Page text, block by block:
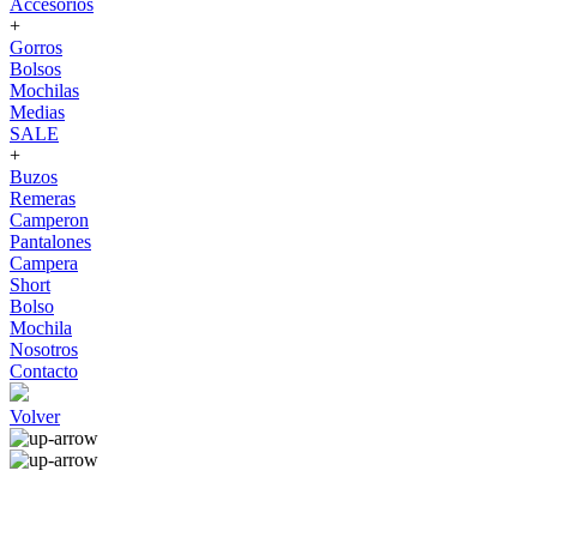
Accesorios
+
Gorros
Bolsos
Mochilas
Medias
SALE
+
Buzos
Remeras
Camperon
Pantalones
Campera
Short
Bolso
Mochila
Nosotros
Contacto
Volver